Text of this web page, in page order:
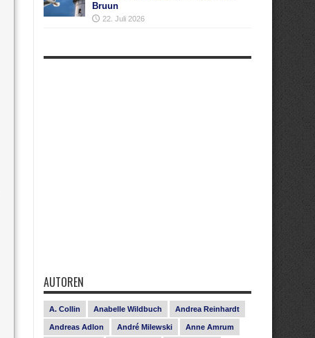
Bruun
22. Juli 2026
AUTOREN
A. Collin Anabelle Wildbuch Andrea Reinhardt
Andreas Adlon André Milewski Anne Amrum